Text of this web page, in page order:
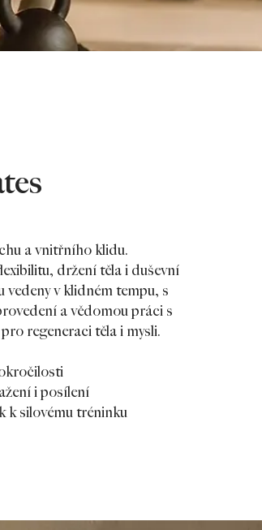
a vnitřního klidu.
držení těla i duševní
vedeny v klidném tempu, s
a vědomou práci s
regeneraci těla i mysli.
i posílení
k silovému tréninku